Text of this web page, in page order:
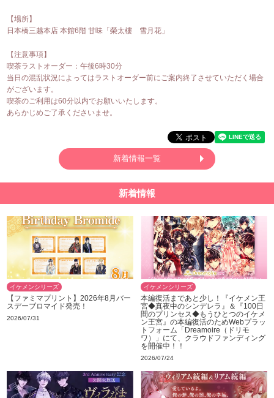
【場所】
日本橋三越本店 本館6階 甘味「榮太樓 雪月花」
【注意事項】
喫茶ラストオーダー：午後6時30分
当日の混乱状況によってはラストオーダー前にご案内終了させていただく場合
がございます。
喫茶のご利用は60分以内でお願いいたします。
あらかじめご了承くださいませ。
新着情報一覧
新着情報
イケメンシリーズ
【ファミマプリント】2026年8月バー
スデーブロマイド発売！
2026/07/31
イケメンシリーズ
本編復活まであと少し！『イケメン王
宮◆真夜中のシンデレラ』＆『100日
間のプリンセス◆もうひとつのイケメ
ン王宮』の本編復活のためWebプラッ
トフォーム「Dreamoire（ドリモ
ワ）」にて、クラウドファンディング
を開催中！！
2026/07/24